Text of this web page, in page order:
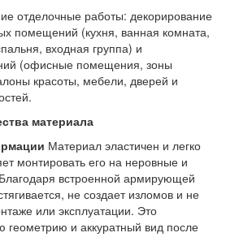
отделочные работы: декорирование
помещений (кухня, ванная комната,
входная группа) и
(офисные помещения, зоны
красоты, мебели, дверей и
материала
Материал эластичен и легко
монтировать его на неровные и
встроенной армирующей
не создает изломов и не
или эксплуатации. Это
геометрию и аккуратный вид после